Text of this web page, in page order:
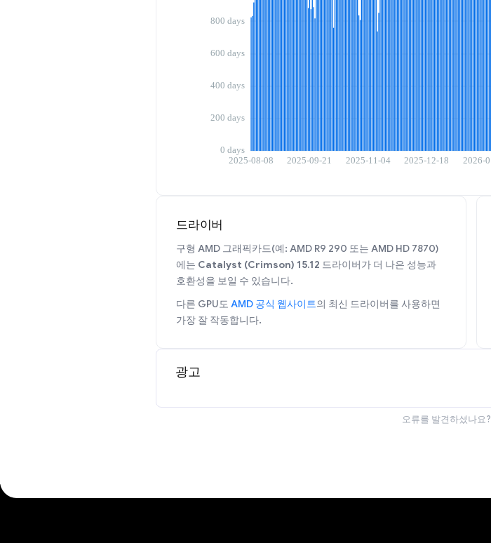
드라이버
구형 AMD 그래픽카드(예: AMD R9 290 또는 AMD HD 7870)
에는 Catalyst (Crimson) 15.12 드라이버가 더 나은 성능과
호환성을 보일 수 있습니다.
다른 GPU도 AMD 공식 웹사이트의 최신 드라이버를 사용하면
가장 잘 작동합니다.
광고
오류를 발견하셨나요?